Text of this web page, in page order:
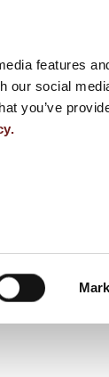
features
our social
you’ve